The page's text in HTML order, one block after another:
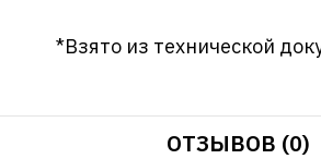
*Взято из технической
ОТЗЫВОВ (0)